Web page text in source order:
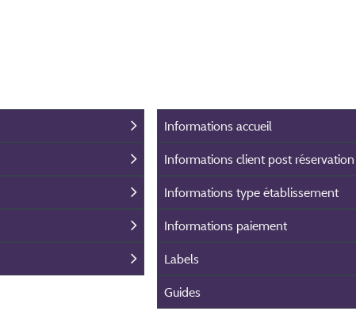
Informations accueil
Informations client post réservation
Informations type établissement
Informations paiement
Labels
Guides